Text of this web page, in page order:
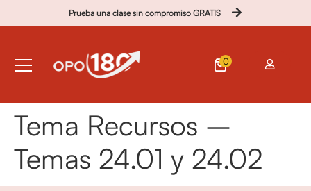
Prueba una clase sin compromiso GRATIS
0
Tema Recursos –
Temas 24.01 y 24.02